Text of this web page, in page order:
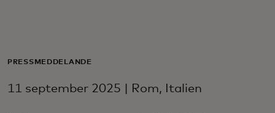
För företag
PRESSMEDDELANDE
11 september 2025 | Rom, Italien